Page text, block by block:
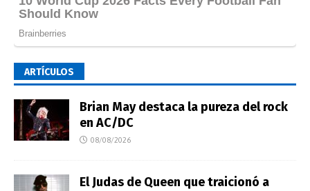
ARTÍCULOS
Brian May destaca la pureza del rock
en AC/DC
08/08/2026
El Judas de Queen que traicionó a